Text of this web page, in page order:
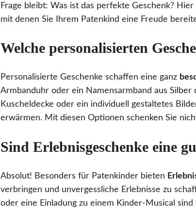
Frage bleibt: Was ist das perfekte Geschenk?
mit denen Sie Ihrem Patenkind eine Freude
Welche personalisierten
Personalisierte Geschenke schaffen eine ganz
Armbanduhr oder ein Namensarmband aus
Kuscheldecke oder ein individuell gestaltetes
erwärmen. Mit diesen Optionen schenken Sie
Sind Erlebnisgeschenke eine
Absolut! Besonders für Patenkinder bieten
verbringen und unvergessliche Erlebnisse zu
oder eine Einladung zu einem Kinder-Musical